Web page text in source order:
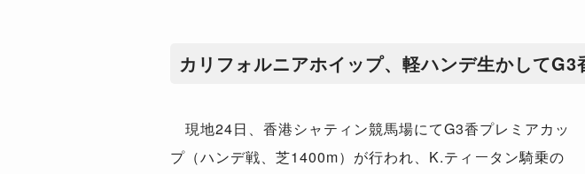
カリフォルニアホイップ、軽ハンデ生かして
現地24日、香港シャティン競馬場にてG3香プレミアカッ
プ（ハンデ戦、芝1400m）が行われ、K.ティータン騎乗の